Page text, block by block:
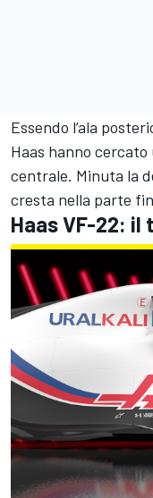
Essendo l’ala
Haas hanno
centrale. Minuta la
cresta nella parte
Haas VF-22: il